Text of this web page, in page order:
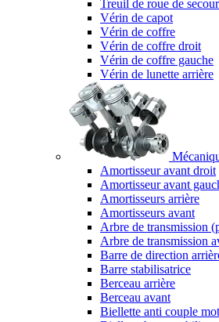
Treuil de roue de
Vérin de capot
Vérin de coffre
Vérin de coffre droit
Vérin de coffre gauche
Vérin de lunette arrière
Amortisseur avant droit
Amortisseur avant
Amortisseurs arrière
Amortisseurs avant
Arbre de transmission
Arbre de transmission
Barre de direction
Barre stabilisatrice
Berceau arrière
Berceau avant
Biellette anti couple